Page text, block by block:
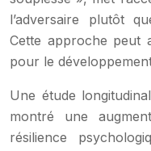
l’adversaire plutôt
Cette approche peut
pour le
Une étude
montré une
résilience